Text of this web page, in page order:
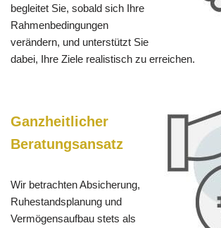
begleitet Sie, sobald sich Ihre
Rahmenbedingungen
verändern, und unterstützt Sie
dabei, Ihre Ziele realistisch zu erreichen.
Ganzheitlicher
Beratungsansatz
Wir betrachten Absicherung,
Ruhestandsplanung und
Vermögensaufbau stets als